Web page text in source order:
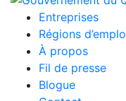
Entreprises
Régions
À propos
Fil de presse
Blogue